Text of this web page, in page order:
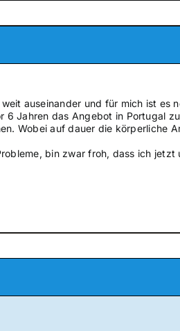
auseinander und für mich ist es
Jahren das Angebot in Portugal
Wobei auf dauer die körperliche
bin zwar froh, dass ich